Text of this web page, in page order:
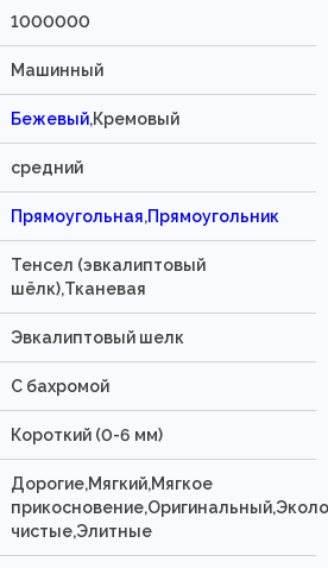
1000000
Машинный
Бежевый,Кремовый
средний
Прямоугольная,Прямоугольник
Тенсел (эвкалиптовый
шёлк),Тканевая
Эвкалиптовый шелк
C бахромой
Короткий (0-6 мм)
Дорогие,Мягкий,Мягкое
чистые,Элитные